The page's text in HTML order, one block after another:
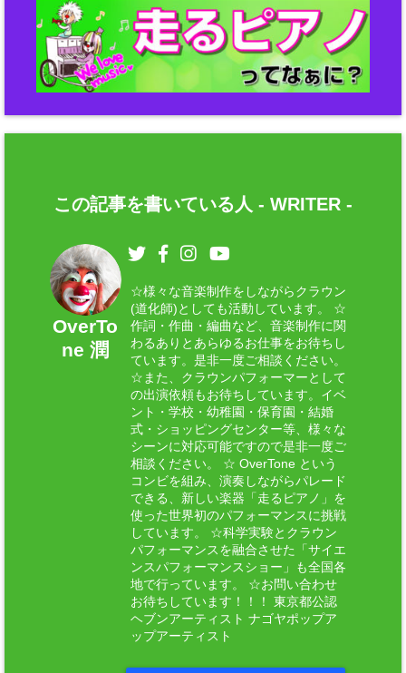
この記事を書いている人 - WRITER -
OverTo
ne 潤
☆様々な音楽制作をしながらクラウン
(道化師)としても活動しています。 ☆
作詞・作曲・編曲など、音楽制作に関
わるありとあらゆるお仕事をお待ちし
ています。是非一度ご相談ください。
☆また、クラウンパフォーマーとして
の出演依頼もお待ちしています。イベ
ント・学校・幼稚園・保育園・結婚
式・ショッピングセンター等、様々な
シーンに対応可能ですので是非一度ご
相談ください。 ☆ OverTone という
コンビを組み、演奏しながらパレード
できる、新しい楽器「走るピアノ」を
使った世界初のパフォーマンスに挑戦
しています。 ☆科学実験とクラウン
パフォーマンスを融合させた「サイエ
ンスパフォーマンスショー」も全国各
地で行っています。 ☆お問い合わせ
お待ちしています！！！ 東京都公認
ヘブンアーティスト ナゴヤポップア
ップアーティスト